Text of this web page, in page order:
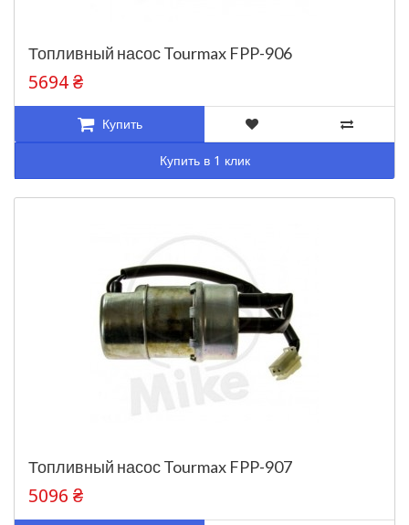
Топливный насос Tourmax FPP-906
5694 ₴
Купить
Купить в 1 клик
Топливный насос Tourmax FPP-907
5096 ₴